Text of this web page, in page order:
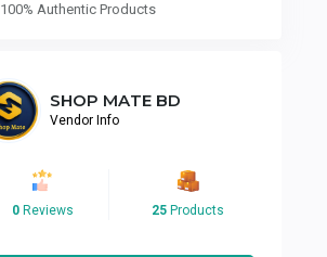
100% Authentic Products
SHOP MATE BD
Vendor Info
0Reviews 25Products